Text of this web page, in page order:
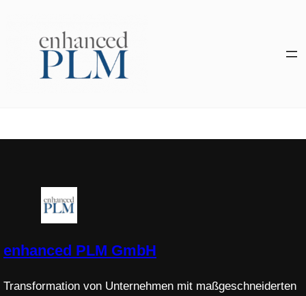
springen
enhanced PLM GmbH
Transformation von Unternehmen mit maßgeschneiderten